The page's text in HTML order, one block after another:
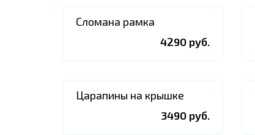
Сломана рамка
4290 руб.
Царапины на крышке
3490 руб.